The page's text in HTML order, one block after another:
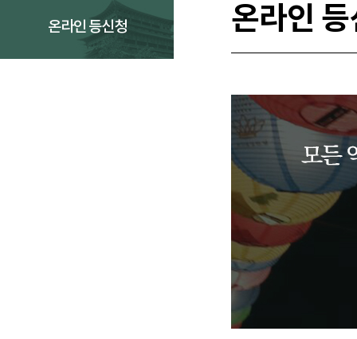
온라인 등신청 온라인